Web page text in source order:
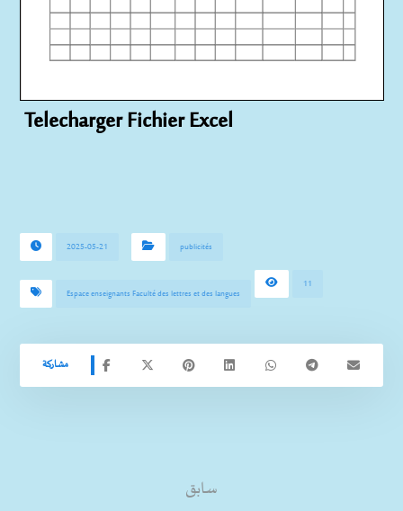
Telecharger Fichier Excel
2025-05-21 publicités
Espace enseignants Faculté des lettres et des langues
11
سابق